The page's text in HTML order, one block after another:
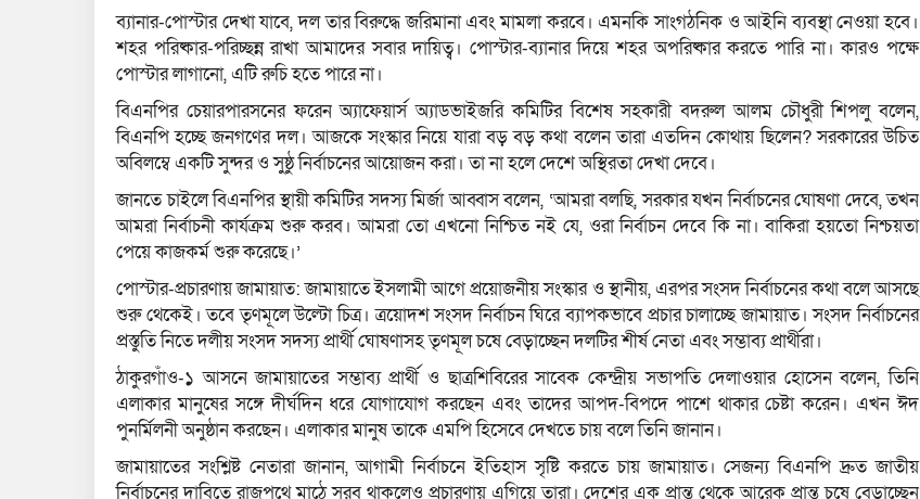
ব্যানার-পোস্টার দেখা যাবে, দল তার বিরুদ্ধে জরিমানা এবং মামলা করবে। এমনকি সাংগঠনিক ও আইনি ব্যবস্থা নেওয়া হবে।
শহর পরিষ্কার-পরিচ্ছন্ন রাখা আমাদের সবার দায়িত্ব। পোস্টার-ব্যানার দিয়ে শহর অপরিষ্কার করতে পারি না। কারও পক্ষে
পোস্টার লাগানো, এটি রুচি হতে পারে না।
বিএনপির চেয়ারপারসনের ফরেন অ্যাফেয়ার্স অ্যাডভাইজরি কমিটির বিশেষ সহকারী বদরুল আলম চৌধুরী শিপলু বলেন,
বিএনপি হচ্ছে জনগণের দল। আজকে সংস্কার নিয়ে যারা বড় বড় কথা বলেন তারা এতদিন কোথায় ছিলেন? সরকারের উচিত
অবিলম্বে একটি সুন্দর ও সুষ্ঠু নির্বাচনের আয়োজন করা। তা না হলে দেশে অস্থিরতা দেখা দেবে।
জানতে চাইলে বিএনপির স্থায়ী কমিটির সদস্য মির্জা আব্বাস বলেন, ‘আমরা বলছি, সরকার যখন নির্বাচনের ঘোষণা দেবে, তখন
আমরা নির্বাচনী কার্যক্রম শুরু করব। আমরা তো এখনো নিশ্চিত নই যে, ওরা নির্বাচন দেবে কি না। বাকিরা হয়তো নিশ্চয়তা
পেয়ে কাজকর্ম শুরু করেছে।’
পোস্টার-প্রচারণায় জামায়াত: জামায়াতে ইসলামী আগে প্রয়োজনীয় সংস্কার ও স্থানীয়, এরপর সংসদ নির্বাচনের কথা বলে আসছে
শুরু থেকেই। তবে তৃণমূলে উল্টো চিত্র। ত্রয়োদশ সংসদ নির্বাচন ঘিরে ব্যাপকভাবে প্রচার চালাচ্ছে জামায়াত। সংসদ নির্বাচনের
প্রস্তুতি নিতে দলীয় সংসদ সদস্য প্রার্থী ঘোষণাসহ তৃণমূল চষে বেড়াচ্ছেন দলটির শীর্ষ নেতা এবং সম্ভাব্য প্রার্থীরা।
ঠাকুরগাঁও-১ আসনে জামায়াতের সম্ভাব্য প্রার্থী ও ছাত্রশিবিরের সাবেক কেন্দ্রীয় সভাপতি দেলাওয়ার হোসেন বলেন, তিনি
এলাকার মানুষের সঙ্গে দীর্ঘদিন ধরে যোগাযোগ করছেন এবং তাদের আপদ-বিপদে পাশে থাকার চেষ্টা করেন। এখন ঈদ
পুনর্মিলনী অনুষ্ঠান করছেন। এলাকার মানুষ তাকে এমপি হিসেবে দেখতে চায় বলে তিনি জানান।
জামায়াতের সংশ্লিষ্ট নেতারা জানান, আগামী নির্বাচনে ইতিহাস সৃষ্টি করতে চায় জামায়াত। সেজন্য বিএনপি দ্রুত জাতীয়
নির্বাচনের দাবিতে রাজপথে মাঠে সরব থাকলেও প্রচারণায় এগিয়ে তারা। দেশের এক প্রান্ত থেকে আরেক প্রান্ত চষে বেড়াচ্ছেন